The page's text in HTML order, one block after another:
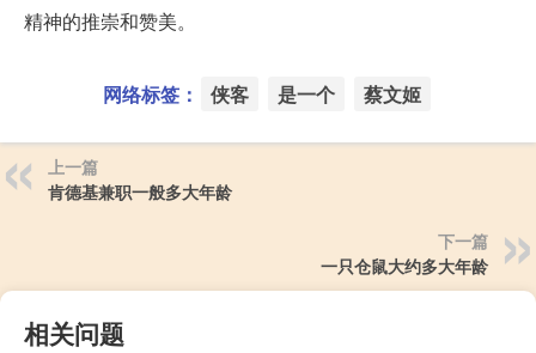
精神的推崇和赞美。
网络标签： 侠客 是一个 蔡文姬
上一篇
肯德基兼职一般多大年龄
下一篇
一只仓鼠大约多大年龄
相关问题